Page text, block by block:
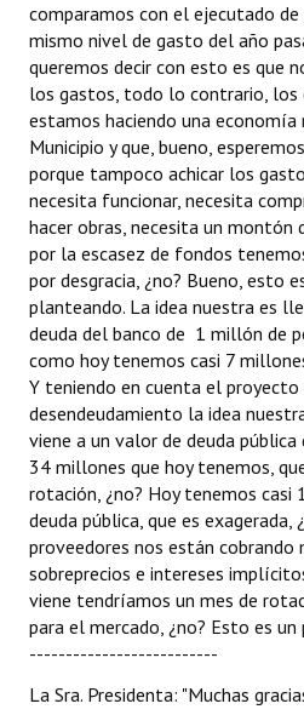
comparamos con el ejecutado
mismo nivel de gasto del año
queremos decir con esto es que
los gastos, todo lo contrario, los
estamos haciendo una
Municipio y que, bueno,
porque tampoco achicar los
necesita funcionar, necesita
hacer obras, necesita un montón
por la escasez de fondos
por desgracia, ¿no? Bueno, esto
planteando. La idea nuestra es
deuda del banco de 1 millón de
como hoy tenemos casi 7
Y teniendo en cuenta el
desendeudamiento la idea
viene a un valor de deuda
34 millones que hoy tenemos,
rotación, ¿no? Hoy tenemos
deuda pública, que es exagerada,
proveedores nos están cobrando
sobreprecios e intereses
viene tendríamos un mes de
para el mercado, ¿no? Esto es
--------------------------
La Sra. Presidenta: "Muchas